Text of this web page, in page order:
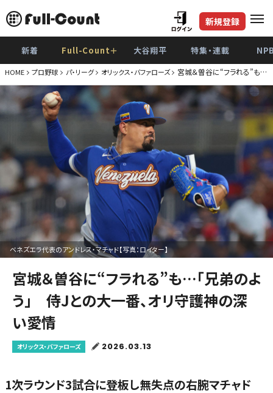
新規登録
新着 Full-Count＋ 大谷翔平 特集・連載
HOME プロ野球 パ・リーグ オリックス・バファローズ 宮城＆曽谷に“フラれる”も…
ベネズエラ代表のアンドレス・マチャド【写真：ロイター】
宮城＆曽谷に“フラれる”も…「兄弟のよ
う」 侍Jとの大一番、オリ守護神の深
い愛情
オリックス・バファローズ 2026.03.13
1次ラウンド3試合に登板し無失点の右腕マチャド